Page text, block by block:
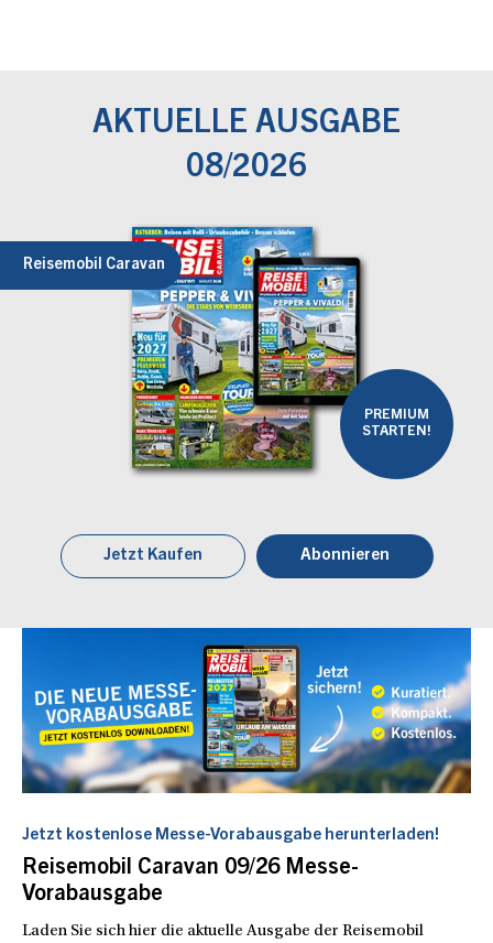
AKTUELLE AUSGABE
Reisemobil Caravan
PREMIUM
Jetzt Kaufen Abonnieren
Jetzt kostenlose Messe-Vorabausgabe herunterladen!
Reisemobil Caravan 09/26 Messe-